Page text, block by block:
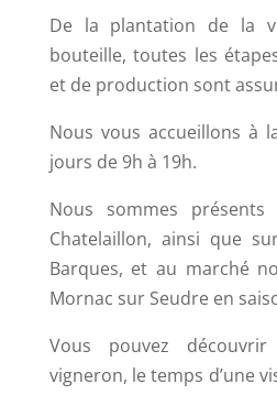
De la plantation de la
bouteille, toutes les
et de production sont
Nous vous accueillons à
jours de 9h à 19h.
Nous sommes
Chatelaillon, ainsi que
Barques, et au marché
Mornac sur Seudre en
Vous pouvez
vigneron, le temps d’une